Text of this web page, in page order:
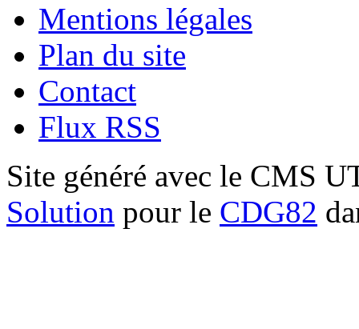
Mentions légales
Plan du site
Contact
Flux RSS
Site généré avec le CMS
Solution pour le CDG82